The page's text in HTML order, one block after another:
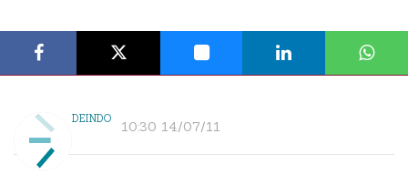
DEINDO 10:30 14/07/11